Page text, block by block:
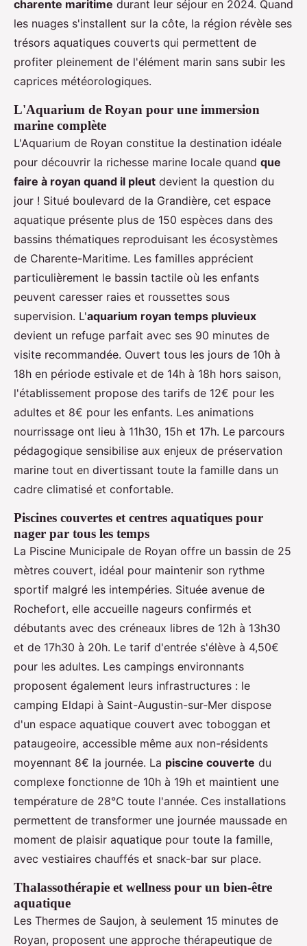
charente maritime durant leur séjour en 2024. Quand
les nuages s'installent sur la côte, la région révèle ses
trésors aquatiques couverts qui permettent de
profiter pleinement de l'élément marin sans subir les
caprices météorologiques.
L'Aquarium de Royan pour une immersion
marine complète
L'Aquarium de Royan constitue la destination idéale
pour découvrir la richesse marine locale quand que
faire à royan quand il pleut devient la question du
jour ! Situé boulevard de la Grandière, cet espace
aquatique présente plus de 150 espèces dans des
bassins thématiques reproduisant les écosystèmes
de Charente-Maritime. Les familles apprécient
particulièrement le bassin tactile où les enfants
peuvent caresser raies et roussettes sous
supervision. L'aquarium royan temps pluvieux
devient un refuge parfait avec ses 90 minutes de
visite recommandée. Ouvert tous les jours de 10h à
18h en période estivale et de 14h à 18h hors saison,
l'établissement propose des tarifs de 12€ pour les
adultes et 8€ pour les enfants. Les animations
nourrissage ont lieu à 11h30, 15h et 17h. Le parcours
pédagogique sensibilise aux enjeux de préservation
marine tout en divertissant toute la famille dans un
cadre climatisé et confortable.
Piscines couvertes et centres aquatiques pour
nager par tous les temps
La Piscine Municipale de Royan offre un bassin de 25
mètres couvert, idéal pour maintenir son rythme
sportif malgré les intempéries. Située avenue de
Rochefort, elle accueille nageurs confirmés et
débutants avec des créneaux libres de 12h à 13h30
et de 17h30 à 20h. Le tarif d'entrée s'élève à 4,50€
pour les adultes. Les campings environnants
proposent également leurs infrastructures : le
camping Eldapi à Saint-Augustin-sur-Mer dispose
d'un espace aquatique couvert avec toboggan et
pataugeoire, accessible même aux non-résidents
moyennant 8€ la journée. La piscine couverte du
complexe fonctionne de 10h à 19h et maintient une
température de 28°C toute l'année. Ces installations
permettent de transformer une journée maussade en
moment de plaisir aquatique pour toute la famille,
avec vestiaires chauffés et snack-bar sur place.
Thalassothérapie et wellness pour un bien-être
aquatique
Les Thermes de Saujon, à seulement 15 minutes de
Royan, proposent une approche thérapeutique de